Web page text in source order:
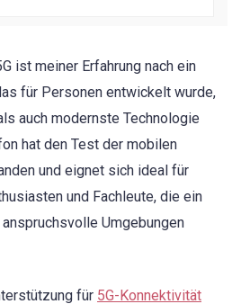
ist meiner Erfahrung nach ein
für Personen entwickelt wurde,
auch modernste Technologie
hat den Test der mobilen
und eignet sich ideal für
und Fachleute, die ein
Umgebungen
für 5G-Konnektivität